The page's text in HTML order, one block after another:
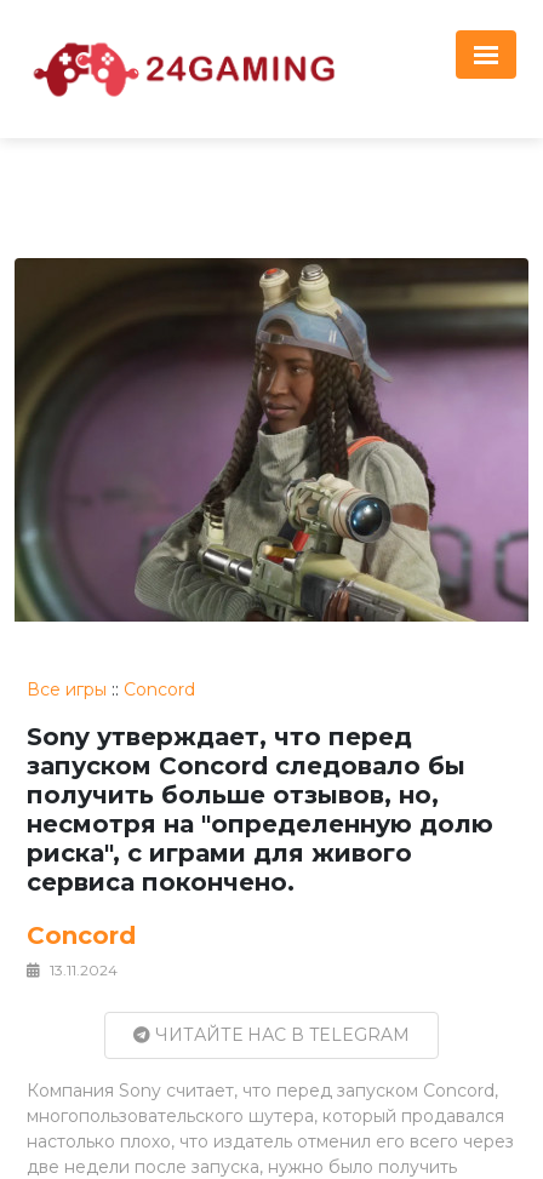
Все игры :: Concord
Sony утверждает, что перед
запуском Concord следовало бы
получить больше отзывов, но,
несмотря на "определенную долю
риска", с играми для живого
сервиса покончено.
Concord
13.11.2024
ЧИТАЙТЕ НАС В TELEGRAM
Компания Sony считает, что перед запуском Concord,
многопользовательского шутера, который продавался
настолько плохо, что издатель отменил его всего через
две недели после запуска, нужно было получить